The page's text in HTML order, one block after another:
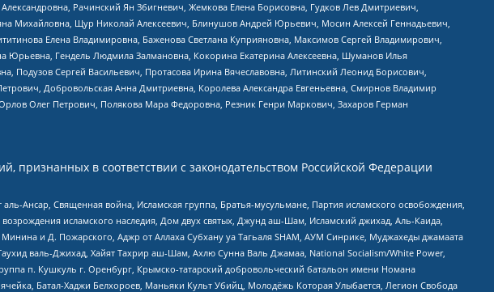
Рачинский Ян Збигневич, Жемкова Елена Борисовна, Гудков Лев Дмитриевич,
Михайловна, Щур Николай Алексеевич, Блинушов Андрей Юрьевич, Мосин Алексей Геннадьевич,
Елена Владимировна, Баженова Светлана Куприяновна, Максимов Сергей Владимирович,
Юрьевна, Гендель Людмила Залмановна, Кокорина Екатерина Алексеевна, Шуманов Илья
Сергей Васильевич, Протасова Ирина Вячеславовна, Литинский Леонид Борисович,
Добровольская Анна Дмитриевна, Королева Александра Евгеньевна, Смирнов Владимир
Олег Петрович, Полякова Мара Федоровна, Резник Генри Маркович, Захаров Герман
в соответствии с законодательством Российской Федерации
Ансар, Священная война, Исламская группа, Братья-мусульмане, Партия исламского освобождения,
исламского наследия, Дом двух святых, Джунд аш-Шам, Исламский джихад, Аль-Каида,
и Д. Пожарского, Аджр от Аллаха Субхану уа Тагьаля SHAM, АУМ Синрике, Муджахеды джамаата
валь-Джихад, Хайят Тахрир аш-Шам, Ахлю Сунна Валь Джамаа, National Socialism/White Power,
п. Кушкуль г. Оренбург, Крымско-татарский добровольческий батальон имени Номана
Батал-Хаджи Белхороев, Маньяки Культ Убийц, Молодёжь Которая Улыбается, Легион Свобода